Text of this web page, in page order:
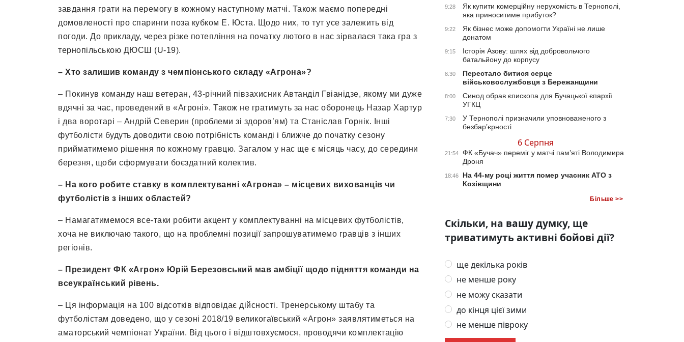
завдання грати на перемогу в кожному наступному матчі. Також маємо попередні
домовленості про спаринги поза кубком Е. Юста. Щодо них, то тут усе залежить від
погоди. До прикладу, через різке потепління на початку лютого в нас зірвалася така гра з
тернопільською ДЮСШ (U-19).
– Хто залишив команду з чемпіонського складу «Агрона»?
– Покинув команду наш ветеран, 43-річний півзахисник Автанділ Гвіанідзе, якому ми дуже
вдячні за час, проведений в «Агроні». Також не гратимуть за нас оборонець Назар Хартур
і два воротарі – Андрій Северин (проблеми зі здоров’ям) та Станіслав Горнік. Інші
футболісти будуть доводити свою потрібність команді і ближче до початку сезону
прийматимемо рішення по кожному гравцю. Загалом у нас ще є місяць часу, до середини
березня, щоби сформувати боєздатний колектив.
– На кого робите ставку в комплектуванні «Агрона» – місцевих вихованців чи
футболістів з інших областей?
– Намагатимемося все-таки робити акцент у комплектуванні на місцевих футболістів,
хоча не виключаю такого, що на проблемні позиції запрошуватимемо гравців з інших
регіонів.
– Президент ФК «Агрон» Юрій Березовський мав амбіції щодо підняття команди на
всеукраїнський рівень.
– Ця інформація на 100 відсотків відповідає дійсності. Тренерському штабу та
футболістам доведено, що у сезоні 2018/19 великогаївський «Агрон» заявлятиметься на
аматорський чемпіонат України. Від цього і відштовхуємося, проводячи комплектацію
9:28
Як купити комерційну нерухомість в Тернополі,
яка приноситиме прибуток?
9:22
Як бізнес може допомогти Україні не лише
донатом
9:15
Історія Азову: шлях від добровольчого
батальйону до корпусу
8:30
Перестало битися серце
військовослужбовця з Бережанщини
8:00
Синод обрав єпископа для Бучацької єпархії
УГКЦ
7:30
У Тернополі призначили уповноваженого з
безбар’єрності
6 Серпня
21:54
ФК «Бучач» переміг у матчі пам’яті Володимира
Дроня
18:46
На 44-му році життя помер учасник АТО з
Козівщини
Більше >>
Скільки, на вашу думку, ще
триватимуть активні бойові дії?
ще декілька років
не менше року
не можу сказати
до кінця цієї зими
не менше півроку